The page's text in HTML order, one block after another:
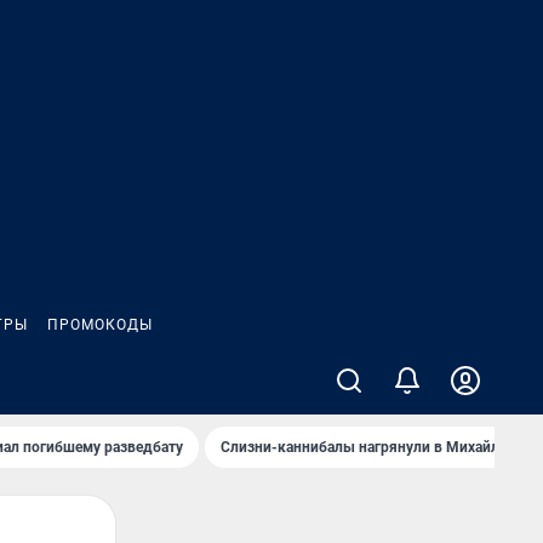
ПРОМОКОДЫ
погибшему разведбату Слизни-каннибалы нагрянули в Михайлов